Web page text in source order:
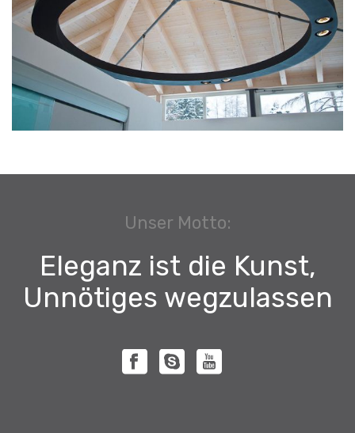
Unser Motto:
Eleganz ist die Kunst,
Unnötiges wegzulassen